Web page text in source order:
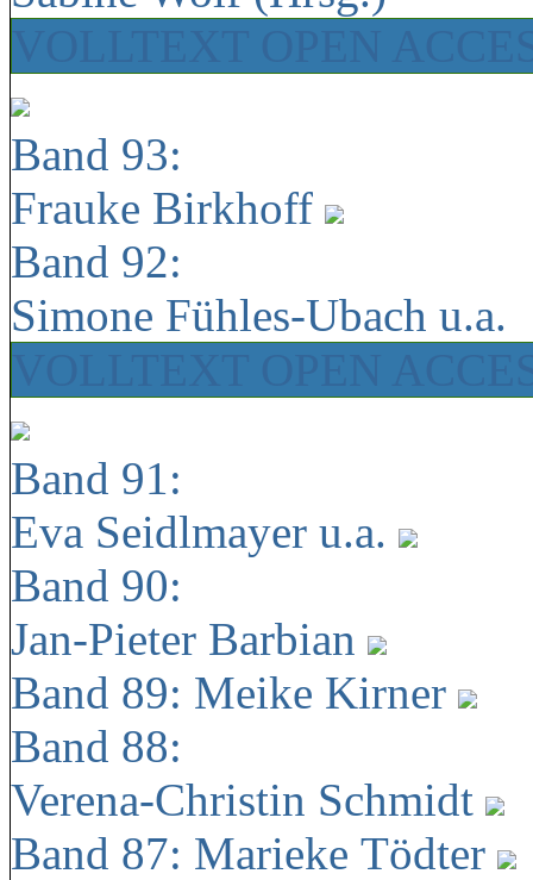
Band 93:
Frauke Birkhoff
Band 92:
Simone Fühles-Ubach u.a.
Band 91:
Eva Seidlmayer u.a.
Band 90:
Jan-Pieter Barbian
Band 89: Meike Kirner
Band 88:
Verena-Christin Schmidt
Band 87: Marieke Tödter